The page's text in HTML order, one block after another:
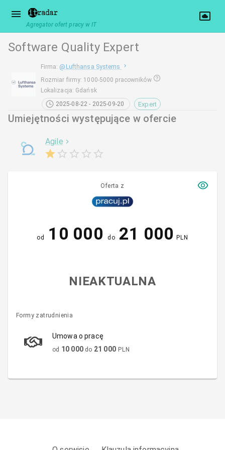
Agregator ofert pracy w IT
Software Quality Expert
Firma: @ Lufthansa Systems
Rozmiar firmy: 1000-5000 pracowników
Lokalizacja: Gdańsk
2025-08-22 - 2025-09-20
Expert
Umiejętności występujące w ofercie
Agile
Oferta z
od 10 000 do 21 000 PLN
NIEAKTUALNA
Formy zatrudnienia
Umowa o pracę
od 10 000 do 21 000 PLN